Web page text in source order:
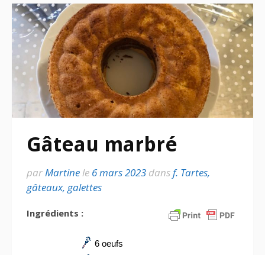
Gâteau marbré
parMartinele 6 mars 2023 dansf. Tartes,
gâteaux, galettes
Ingrédients :
6 oeufs